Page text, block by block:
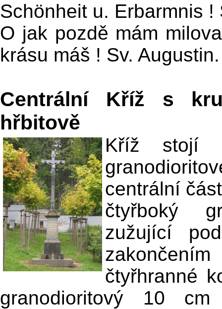
Schönheit u. Erbarmnis !
O jak pozdě mám
krásu máš ! Sv. Augustin.
Centrální Kříž s
hřbitově
Kříž stojí
centrální
čtyřboký
zužující
čtyřhranné
granodioritový 10